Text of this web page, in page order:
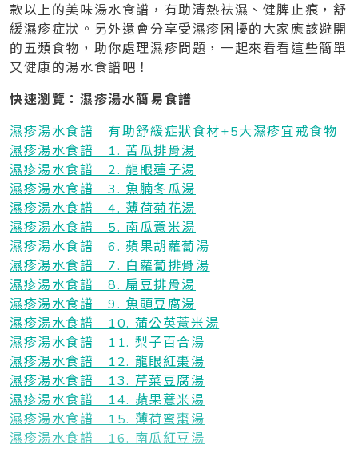
款以上的美味湯水食譜，有助清熱祛濕、健脾止痕，舒
緩濕疹症狀。另外還會分享受濕疹困擾的大家應該避開
的五類食物，助你處理濕疹問題，一起來看看這些簡單
又健康的湯水食譜吧！
快速瀏覽：濕疹湯水簡易食譜
濕疹湯水食譜｜有助舒緩症狀食材+5大濕疹宜戒食物
濕疹湯水食譜｜1. 苦瓜排骨湯
濕疹湯水食譜｜2. 龍眼蓮子湯
濕疹湯水食譜｜3. 魚腩冬瓜湯
濕疹湯水食譜｜4. 薄荷菊花湯
濕疹湯水食譜｜5. 南瓜薏米湯
濕疹湯水食譜｜6. 蘋果胡蘿蔔湯
濕疹湯水食譜｜7. 白蘿蔔排骨湯
濕疹湯水食譜｜8. 扁豆排骨湯
濕疹湯水食譜｜9. 魚頭豆腐湯
濕疹湯水食譜｜10. 蒲公英薏米湯
濕疹湯水食譜｜11. 梨子百合湯
濕疹湯水食譜｜12. 龍眼紅棗湯
濕疹湯水食譜｜13. 芹菜豆腐湯
濕疹湯水食譜｜14. 蘋果薏米湯
濕疹湯水食譜｜15. 薄荷蜜棗湯
濕疹湯水食譜｜16. 南瓜紅豆湯